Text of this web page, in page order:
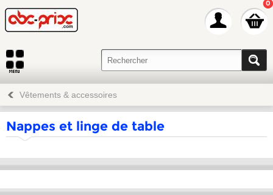
0
Vêtements & accessoires
Nappes et linge de table